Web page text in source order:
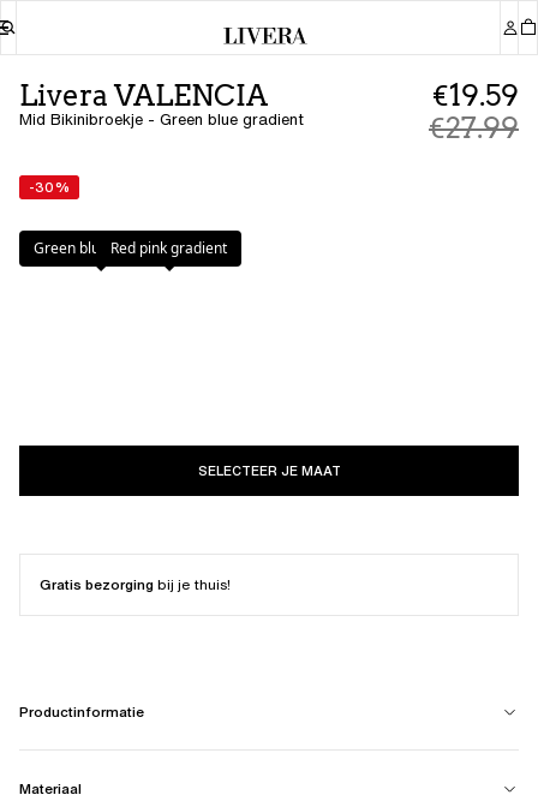
Livera VALENCIA
Mid Bikinibroekje - Green blue gradient
€19.59
€27.99
-30%
Kleur:Green blue gradient
Green blue gradientRed pink gradient
SELECTEER JE MAAT
Gratis bezorgingbij je thuis!
Productinformatie
Materiaal